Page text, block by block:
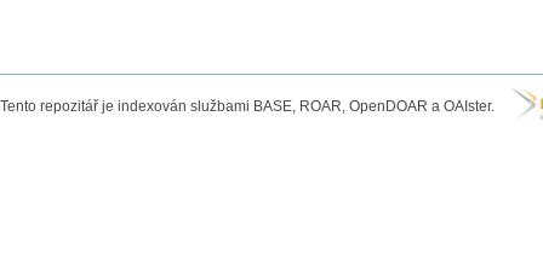
Tento repozitář je indexován službami BASE, ROAR, OpenDOAR a OAIster.